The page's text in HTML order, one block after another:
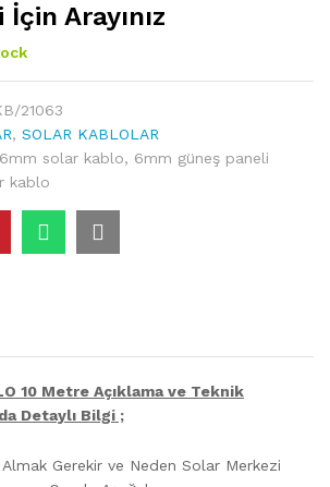
Arayınız
21063
, SOLAR KABLOLAR
solar kablo, 6mm güneş paneli
kablo
10 Metre Açıklama ve Teknik
Detaylı Bilgi ;
Gerekir ve Neden Solar Merkezi